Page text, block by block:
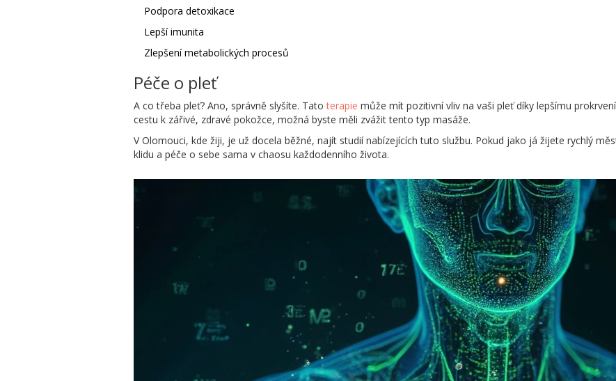
Podpora detoxikace
Lepší imunita
Zlepšení metabolických procesů
Péče o pleť
A co třeba pleť? Ano, správně slyšíte. Tatoterapie může mít pozitivní vliv na vaši pleť díky lepšímu
cestu k zářivé, zdravé pokožce, možná byste měli zvážit tento typ masáže.
V Olomouci, kde žiji, je už docela běžné, najít studií nabízejících tuto službu. Pokud jako já žijete rychlý
klidu a péče o sebe sama v chaosu každodenního života.